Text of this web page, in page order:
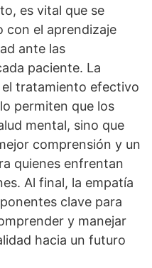
es vital que se
con el aprendizaje
ante las
paciente. La
tratamiento efectivo
permiten que los
mental, sino que
comprensión y un
quienes enfrentan
Al final, la empatí­a
clave para
y manejar
hacia un futuro